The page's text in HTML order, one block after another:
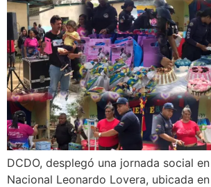
DCDO, desplegó una jornada social
Nacional Leonardo Lovera, ubicada